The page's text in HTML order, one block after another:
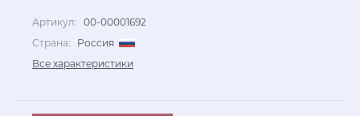
Артикул: 00-00001692
Страна:
Россия
Все характеристики